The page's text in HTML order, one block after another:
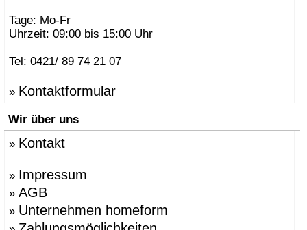
Tage: Mo-Fr
Uhrzeit: 09:00 bis 15:00 Uhr
Tel: 0421/ 89 74 21 07
» Kontaktformular
Wir über uns
» Kontakt
» Impressum
» AGB
» Unternehmen homeform